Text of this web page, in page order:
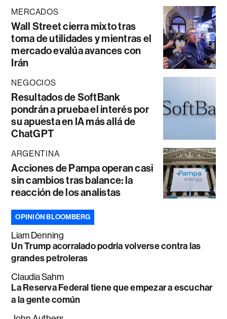
MERCADOS
Wall Street cierra mixto tras
toma de utilidades y mientras el
mercado evalúa avances con
Irán
NEGOCIOS
Resultados de SoftBank
pondrán a prueba el interés por
su apuesta en IA más allá de
ChatGPT
ARGENTINA
Acciones de Pampa operan casi
sin cambios tras balance: la
reacción de los analistas
OPINIÓN BLOOMBERG
Liam Denning
Un Trump acorralado podría volverse contra las
grandes petroleras
Claudia Sahm
La Reserva Federal tiene que empezar a escuchar
a la gente común